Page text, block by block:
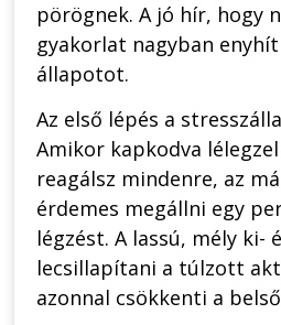
pörögnek. A jó hír, hogy
gyakorlat nagyban
állapotot.
Az első lépés a
Amikor kapkodva
reagálsz mindenre, az
érdemes megállni egy
légzést. A lassú, mély ki-
lecsillapítani a túlzott
azonnal csökkenti a